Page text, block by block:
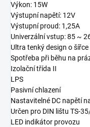
Výkon: 15W
Výstupní napětí: 12V
Výstupní proud: 1,25A
Univerzální vstup: 85 ~
Ultra tenký design o
Spotřeba při běhu na
Izolační třída II
LPS
Pasivní chlazení
Nastavitelné DC napětí
Určen pro DIN lištu TS-
LED indikátor provozu